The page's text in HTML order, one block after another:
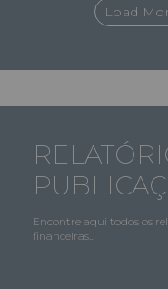
Load
Encontre aqui todos os
financeiras...